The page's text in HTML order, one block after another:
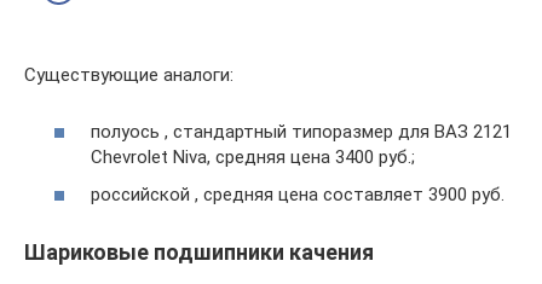
Существующие аналоги:
полуось , стандартный типоразмер для ВАЗ 2121
Chevrolet Niva, средняя цена 3400 руб.;
российской , средняя цена составляет 3900 руб.
Шариковые подшипники качения